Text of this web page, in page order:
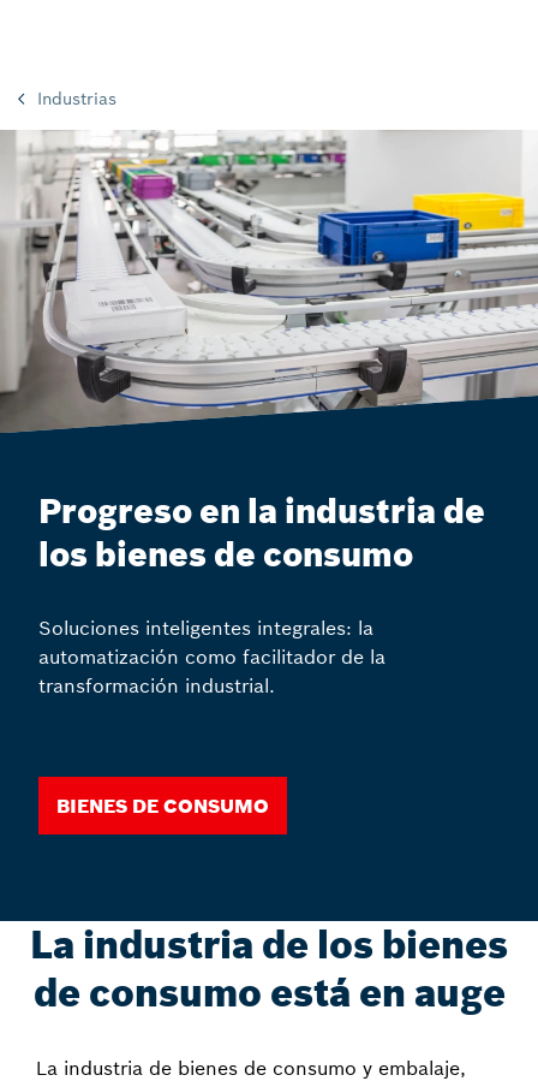
Industrias
Progreso en la industria de
los bienes de consumo
Soluciones inteligentes integrales: la
automatización como facilitador de la
transformación industrial.
Bienes de consumo
La industria de los bienes
de consumo está en auge
La industria de bienes de consumo y embalaje,